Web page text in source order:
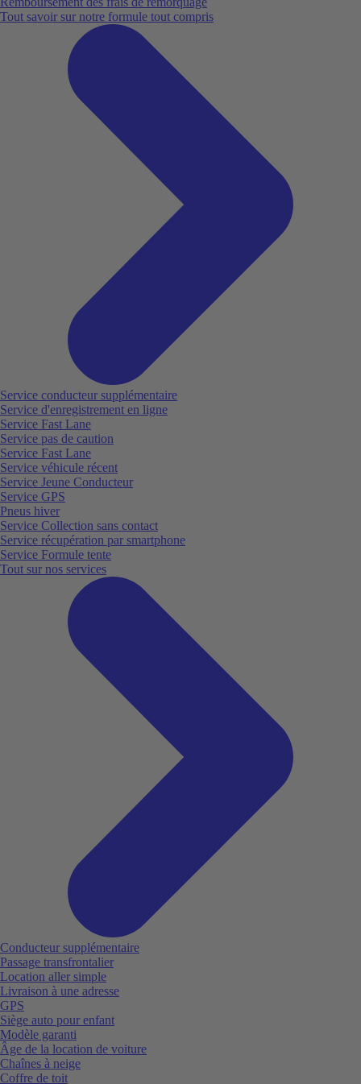
Tout savoir sur notre formule tout compris
Service conducteur supplémentaire
Service d'enregistrement en ligne
Service Fast Lane
Service pas de caution
Service Fast Lane
Service véhicule récent
Service Jeune Conducteur
Service GPS
Pneus hiver
Service Collection sans contact
Service récupération par smartphone
Service Formule tente
Tout sur nos services
Conducteur supplémentaire
Passage transfrontalier
Location aller simple
Livraison à une adresse
GPS
Siège auto pour enfant
Modèle garanti
Âge de la location de voiture
Chaînes à neige
Coffre de toit